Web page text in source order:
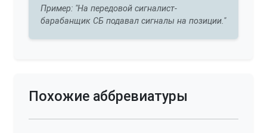
Пример: "На передовой сигналист-
барабанщик СБ подавал сигналы на позиции."
Похожие аббревиатуры